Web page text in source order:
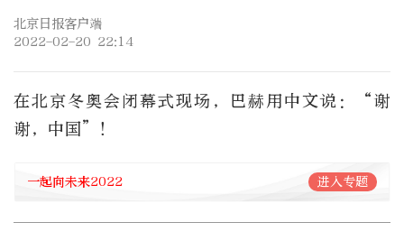
北京日报客户端
2022-02-20 22:14
在北京冬奥会闭幕式现场，巴赫用中文说：“谢
谢，中国”！ ​​​
一起向未来2022 进入专题